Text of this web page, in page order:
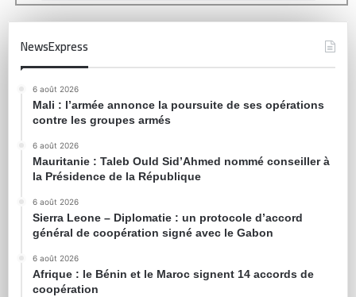
NewsExpress
6 août 2026
Mali : l’armée annonce la poursuite de ses opérations
contre les groupes armés
6 août 2026
Mauritanie : Taleb Ould Sid’Ahmed nommé conseiller à
la Présidence de la République
6 août 2026
Sierra Leone – Diplomatie : un protocole d’accord
général de coopération signé avec le Gabon
6 août 2026
Afrique : le Bénin et le Maroc signent 14 accords de
coopération